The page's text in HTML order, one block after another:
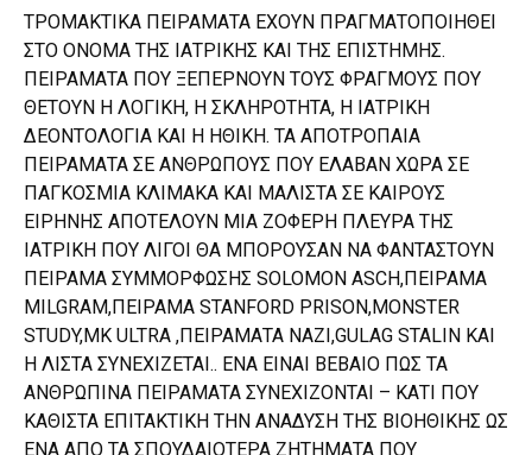
ΤΡΟΜΑΚΤΙΚΑ ΠΕΙΡΑΜΑΤΑ ΕΧΟΥΝ ΠΡΑΓΜΑΤΟΠΟΙΗΘΕΙ
ΣΤΟ ΟΝΟΜΑ ΤΗΣ ΙΑΤΡΙΚΗΣ ΚΑΙ ΤΗΣ ΕΠΙΣΤΗΜΗΣ.
ΠΕΙΡΑΜΑΤΑ ΠΟΥ ΞΕΠΕΡΝΟΥΝ ΤΟΥΣ ΦΡΑΓΜΟΥΣ ΠΟΥ
ΘΕΤΟΥΝ Η ΛΟΓΙΚΗ, Η ΣΚΛΗΡΟΤΗΤΑ, Η ΙΑΤΡΙΚΗ
ΔΕΟΝΤΟΛΟΓΙΑ ΚΑΙ Η ΗΘΙΚΗ. ΤΑ ΑΠΟΤΡΟΠΑΙΑ
ΠΕΙΡΑΜΑΤΑ ΣΕ ΑΝΘΡΩΠΟΥΣ ΠΟΥ ΕΛΑΒΑΝ ΧΩΡΑ ΣΕ
ΠΑΓΚΟΣΜΙΑ ΚΛΙΜΑΚΑ ΚΑΙ ΜΑΛΙΣΤΑ ΣΕ ΚΑΙΡΟΥΣ
ΕΙΡΗΝΗΣ ΑΠΟΤΕΛΟΥΝ ΜΙΑ ΖΟΦΕΡΗ ΠΛΕΥΡΑ ΤΗΣ
ΙΑΤΡΙΚΗ ΠΟΥ ΛΙΓΟΙ ΘΑ ΜΠΟΡΟΥΣΑΝ ΝΑ ΦΑΝΤΑΣΤΟΥΝ
ΠΕΙΡΑΜΑ ΣΥΜΜΟΡΦΩΣΗΣ SOLOMON ASCH,ΠΕΙΡΑΜΑ
MILGRAM,ΠΕΙΡΑΜΑ STANFORD PRISON,MONSTER
STUDY,MK ULTRA ,ΠΕΙΡΑΜΑΤΑ ΝΑΖΙ,GULAG STALIN ΚΑΙ
Η ΛΙΣΤΑ ΣΥΝΕΧΙΖΕΤΑΙ.. ΕΝΑ ΕΙΝΑΙ ΒΕΒΑΙΟ ΠΩΣ ΤΑ
ΑΝΘΡΩΠΙΝΑ ΠΕΙΡΑΜΑΤΑ ΣΥΝΕΧΙΖΟΝΤΑΙ – ΚΑΤΙ ΠΟΥ
ΚΑΘΙΣΤΑ ΕΠΙΤΑΚΤΙΚΗ ΤΗΝ ΑΝΑΔΥΣΗ ΤΗΣ ΒΙΟΗΘΙΚΗΣ ΩΣ
ΕΝΑ ΑΠΟ ΤΑ ΣΠΟΥΔΑΙΟΤΕΡΑ ΖΗΤΗΜΑΤΑ ΠΟΥ